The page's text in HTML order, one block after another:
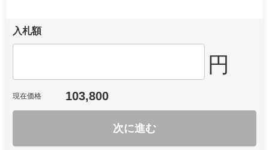
入札額
円
現在価格 103,800
次に進む